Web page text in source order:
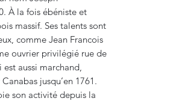
À la fois ébéniste et
massif. Ses talents sont
comme Jean Francois
ouvrier privilégié rue de
aussi marchand,
jusqu’en 1761.
son activité depuis la